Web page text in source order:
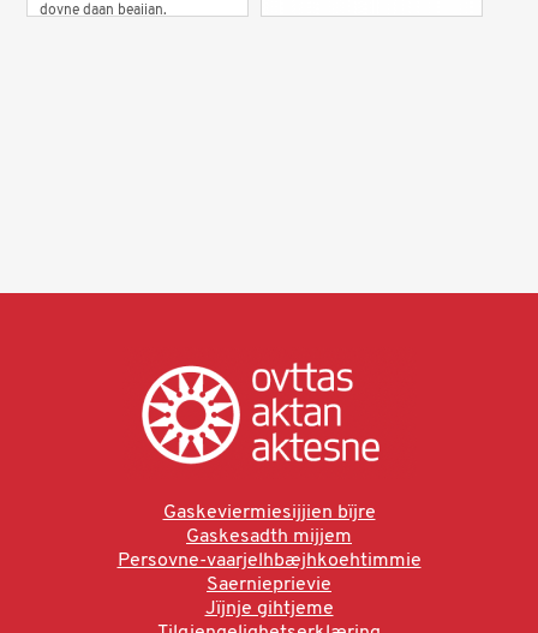
dovne daan beajjan.
Gaskeviermiesijjien bïjre
Gaskesadth mijjem
Persovne-vaarjelhbæjhkoehtimmie
Saernieprievie
Jïjnje gihtjeme